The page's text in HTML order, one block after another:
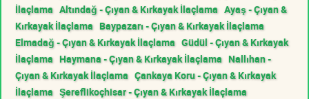
İlaçlama Altındağ - Çıyan & Kırkayak İlaçlama Ayaş - Çıyan &
Kırkayak İlaçlama Baypazarı - Çıyan & Kırkayak İlaçlama
Elmadağ - Çıyan & Kırkayak İlaçlama Güdül - Çıyan & Kırkayak
İlaçlama Haymana - Çıyan & Kırkayak İlaçlama Nallıhan -
Çıyan & Kırkayak İlaçlama Çankaya Koru - Çıyan & Kırkayak
İlaçlama Şereflikoçhisar - Çıyan & Kırkayak İlaçlama